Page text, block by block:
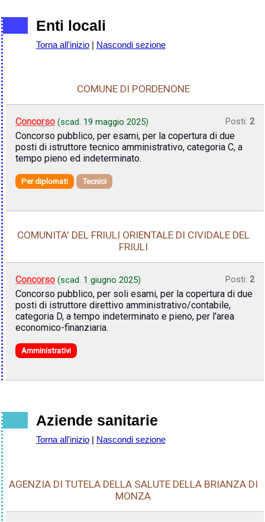
Enti locali
Torna all'inizio| Nascondi sezione
COMUNE DI PORDENONE
Concorso (scad. 19 maggio 2025) Posti: 2
Concorso pubblico, per esami, per la copertura di due
posti di istruttore tecnico amministrativo, categoria C, a
tempo pieno ed indeterminato.
Per diplomati Tecnici
COMUNITA' DEL FRIULI ORIENTALE DI CIVIDALE DEL
FRIULI
Concorso (scad. 1 giugno 2025) Posti: 2
Concorso pubblico, per soli esami, per la copertura di due
posti di istruttore direttivo amministrativo/contabile,
categoria D, a tempo indeterminato e pieno, per l'area
economico-finanziaria.
Amministrativi
Aziende sanitarie
Torna all'inizio| Nascondi sezione
AGENZIA DI TUTELA DELLA SALUTE DELLA BRIANZA DI
MONZA